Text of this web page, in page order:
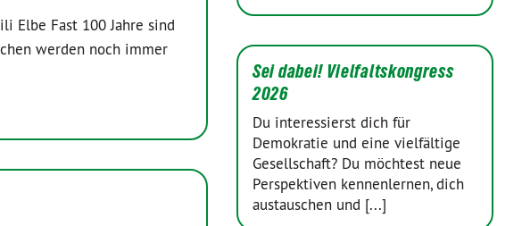
Elbe Fast 100 Jahre sind
werden noch immer
Sei dabei! Vielfaltskongress
2026
Du interessierst dich für
Demokratie und eine vielfältige
Gesellschaft? Du möchtest neue
Perspektiven kennenlernen, dich
austauschen und [...]